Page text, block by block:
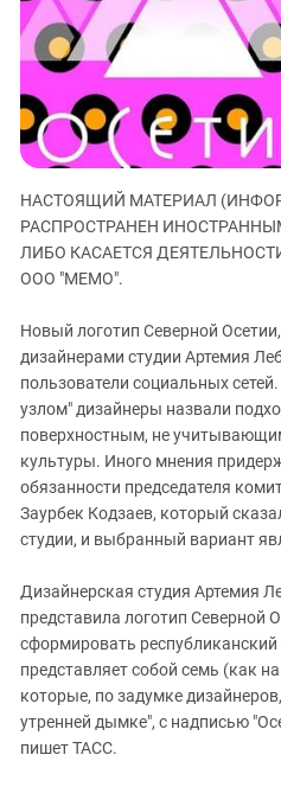
Дагестан
Ингушетия
Кабардино-Балкария
Калмыкия
Карачаево-Черкесия
Краснодарский край
Российская Федерация
Северная Осетия - Алания
СКФО
Ставропольский край
Чечня
Южная Осетия
Южный Кавказ
НАСТОЯЩИЙ МАТЕРИАЛ
РАСПРОСТРАНЕН
ЛИБО КАСАЕТСЯ
ООО "МЕМО".
Новый логотип Северной
дизайнерами студии Артемия
пользователи социальных
узлом" дизайнеры назвали
поверхностным, не
культуры. Иного мнения
обязанности председателя
Заурбек Кодзаев, который
студии, и выбранный вариант
Дизайнерская студия Артемия
представила логотип Северной
сформировать
представляет собой семь (как
которые, по задумке
утренней дымке", с надписью
пишет ТАСС.